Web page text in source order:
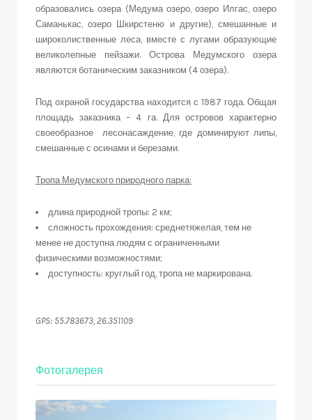
образовались озера (Медума озеро, озеро Илгас, озеро
Саманькас, озеро Шкирстеню и другие), смешанные и
широколиственные леса, вместе с лугами образующие
великолепные пейзажи. Острова Медумского озера
являются ботаническим заказником (4 озера).
Под охраной государства находится с 1987 года. Общая
площадь заказника – 4 га. Для островов характерно
своеобразное лесонасаждение, где доминируют липы,
смешанные с осинами и березами.
Тропа Медумского природного парка:
длина природной тропы: 2 км;
сложность прохождения: среднетяжелая, тем не
менее не доступна людям с ограниченными
физическими возможностями;
доступность: круглый год, тропа не маркирована.
GPS: 55.783673, 26.351109
Фотогалерея